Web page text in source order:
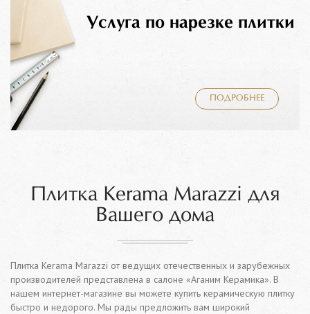
Услуга по нарезке плитки
ПОДРОБНЕЕ
Плитка Kerama Marazzi для
Вашего дома
Плитка Kerama Marazzi от ведущих отечественных и зарубежных
производителей представлена в салоне «Аганим Керамика». В
нашем интернет-магазине вы можете купить керамическую плитку
быстро и недорого. Мы рады предложить вам широкий